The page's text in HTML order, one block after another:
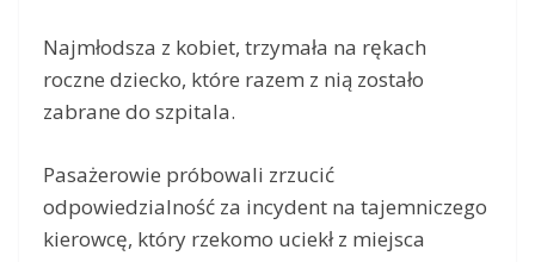
Najmłodsza z kobiet, trzymała na rękach
roczne dziecko, które razem z nią zostało
zabrane do szpitala.
Pasażerowie próbowali zrzucić
odpowiedzialność za incydent na tajemniczego
kierowcę, który rzekomo uciekł z miejsca